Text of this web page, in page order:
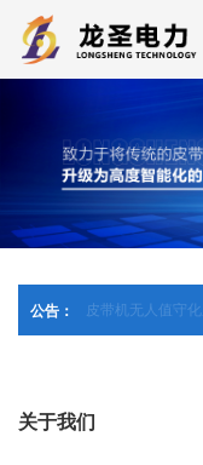
公告： 如何实现皮带机
关于我们